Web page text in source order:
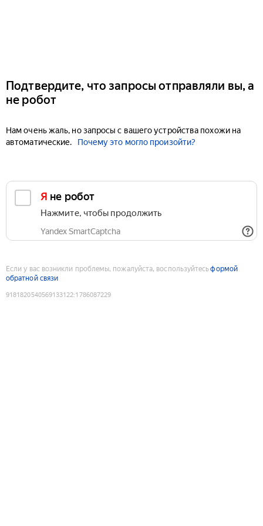
Подтвердите, что запросы отправляли вы, а
не робот
Нам очень жаль, но запросы с вашего устройства похожи на
автоматические.
Почему это могло произойти?
Я не робот
Нажмите, чтобы продолжить
Yandex SmartCaptcha
Если у вас возникли проблемы, пожалуйста, воспользуйтесьформой
обратной связи
9181820540569133122:1786087229